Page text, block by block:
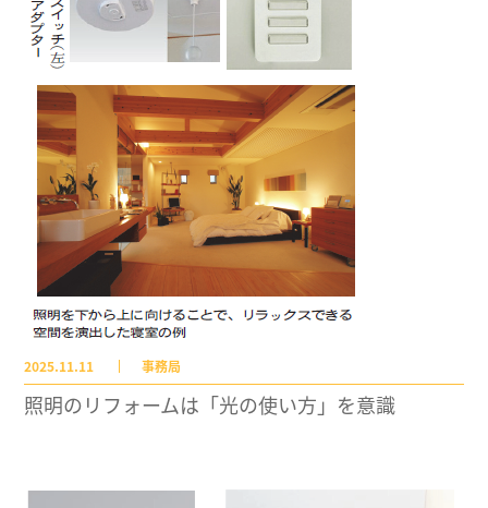
2025.11.11 事務局
照明のリフォームは「光の使い方」を意識